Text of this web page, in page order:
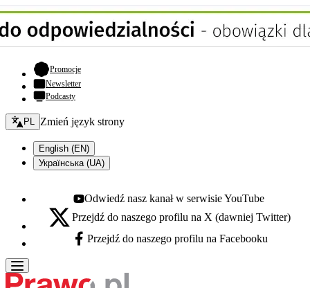
Promocje- otwiera się w nowej karcie
Newsletter
Podcasty
Zmień język - bieżący:
PL Zmień język strony
English (EN)
Українська (UA)
Youtube - otwiera się w nowej karcie
Odwiedź nasz kanał w serwisie YouTube
X - otwiera się w nowej karcie
Przejdź do naszego profilu na X (dawniej Twitter)
Facebook - otwiera się w nowej karcie
Przejdź do naszego profilu na Facebooku